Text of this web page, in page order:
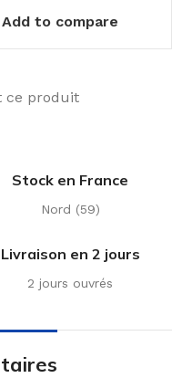
Add to compare
ce produit
Stock en France
Nord (59)
Livraison en 2 jours
2 jours ouvrés